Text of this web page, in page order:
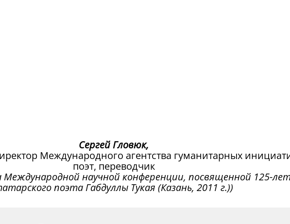
Сергей Гловюк,
Международного агентства гуманитарных
поэт, переводчик
Международной научной конференции, посвященной 125-
поэта Габдуллы Тукая (Казань, 2011 г.))